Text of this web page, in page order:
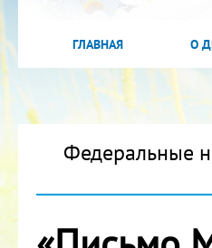
ГЛАВНАЯ О
Федеральные